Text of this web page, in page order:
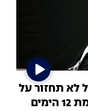
לא תחזור על